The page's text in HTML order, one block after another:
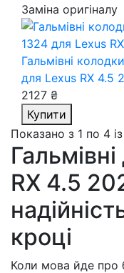
Заміна оригіналу
Гальмівні
для Lexus RX 4.5
2127 ₴
Купити
Показано з 1 по 4
RX 4.5
кроці
Коли мова йде про